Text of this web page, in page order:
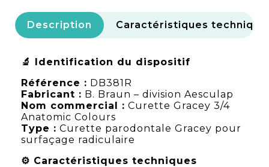
Description Caractéristiques
🔬 Identification du dispositif
Référence : DB381R
Fabricant : B. Braun – division Aesculap
Nom commercial : Curette Gracey 3/4
Anatomic Colours
Type : Curette parodontale Gracey pour
surfaçage radiculaire
⚙️ Caractéristiques techniques